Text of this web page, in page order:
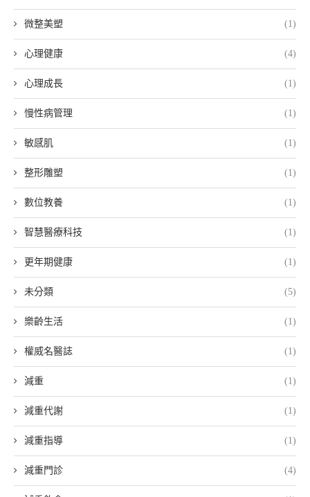
微整美塑 (1)
心理健康 (4)
心理成長 (1)
慢性病管理 (1)
敏感肌 (1)
整形雕塑 (1)
數位教養 (1)
智慧醫療科技 (1)
更年期健康 (1)
未分類 (5)
樂齡生活 (1)
權威名醫誌 (1)
減重 (1)
減重代謝 (1)
減重指導 (1)
減重門診 (4)